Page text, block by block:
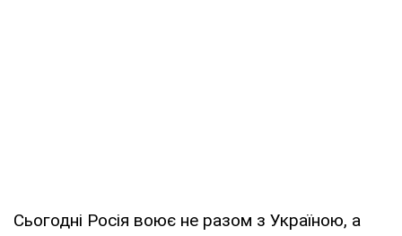
Сьогодні Росія воює не разом з Україною, а